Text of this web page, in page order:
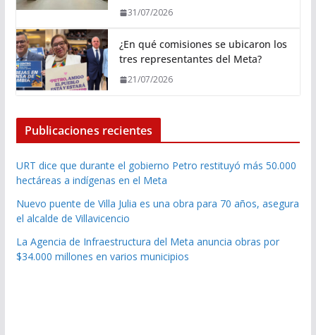
31/07/2026
¿En qué comisiones se ubicaron los
tres representantes del Meta?
21/07/2026
Publicaciones recientes
URT dice que durante el gobierno Petro restituyó más 50.000
hectáreas a indígenas en el Meta
Nuevo puente de Villa Julia es una obra para 70 años, asegura
el alcalde de Villavicencio
La Agencia de Infraestructura del Meta anuncia obras por
$34.000 millones en varios municipios